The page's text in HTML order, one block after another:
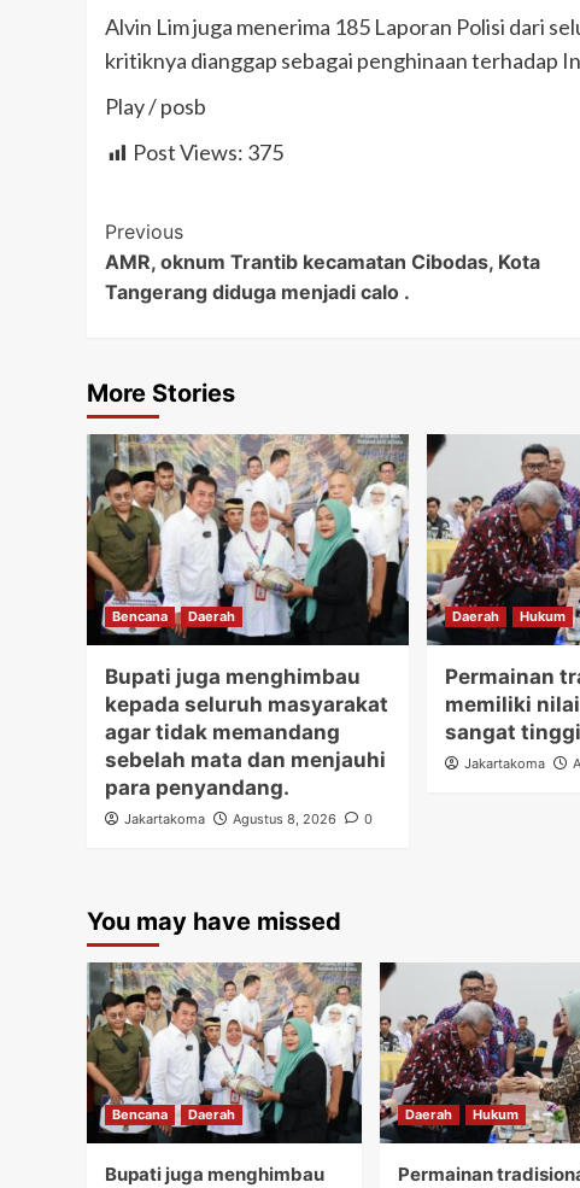
Alvin Lim juga menerima 185 Laporan Polisi dari
kritiknya dianggap sebagai penghinaan terhadap
Play / posb
Post Views: 375
Post
Navigation
Previous
AMR, oknum Trantib kecamatan Cibodas, Kota
Tangerang diduga menjadi calo .
More Stories
Bencana Daerah
Bupati juga menghimbau
kepada seluruh masyarakat
agar tidak memandang
sebelah mata dan menjauhi
para penyandang.
Jakartakoma Agustus 8, 2026 0
Daerah Hukum
Permainan
memiliki
sangat
Jakartakoma
You may have missed
Bencana Daerah
Bupati juga menghimbau
Daerah Hukum
Permainan